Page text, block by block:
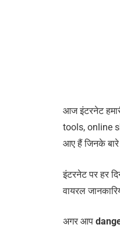
आज इंटरनेट
tools, online
आए हैं जिनके बारे
इंटरनेट पर हर
वायरल
अगर आप